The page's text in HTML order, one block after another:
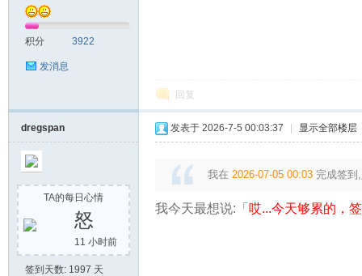
积分 3922
发消息
回复
dregspan
TA的每日心情
怒
11 小时前
签到天数: 1997 天
发表于 2026-7-5 00:03:37 显示全部楼层
我在 2026-07-05 00:03 完成签到
我今天最想说:「 哎...今天够累的，